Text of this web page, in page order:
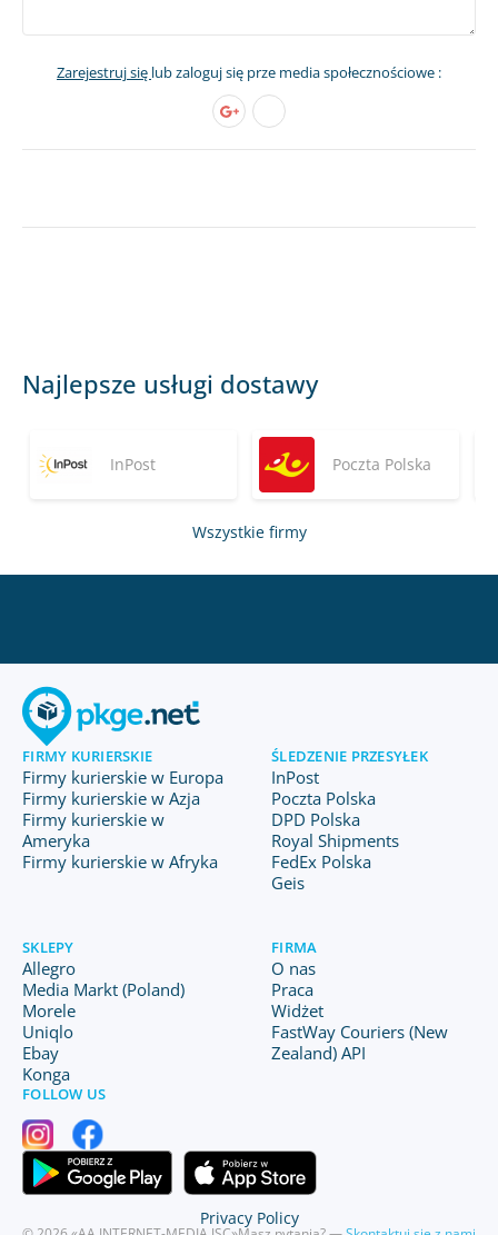
Zarejestruj się lub zaloguj się prze media społecznościowe :
Najlepsze usługi dostawy
InPost Poczta Polska
Wszystkie firmy
FIRMY KURIERSKIE
Firmy kurierskie w Europa
Firmy kurierskie w Azja
Firmy kurierskie w
Ameryka
Firmy kurierskie w Afryka
ŚLEDZENIE PRZESYŁEK
InPost
Poczta Polska
DPD Polska
Royal Shipments
FedEx Polska
Geis
SKLEPY
Allegro
Media Markt (Poland)
Morele
Uniqlo
Ebay
Konga
FIRMA
O nas
Praca
Widżet
FastWay Couriers (New
Zealand) API
FOLLOW US
Privacy Policy